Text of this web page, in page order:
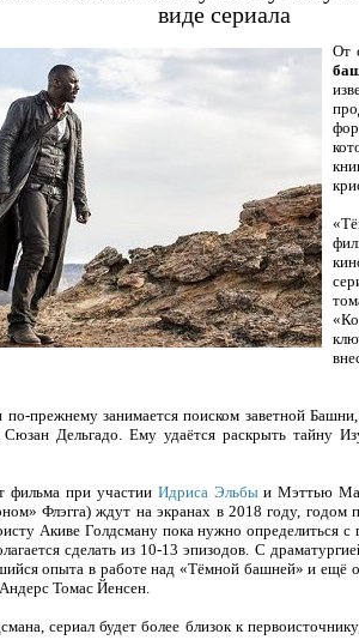
виде сериала
От
по-прежнему занимается поиском заветной
Дельгадо. Ему удаётся раскрыть тайну
фильма при участии Идриса Эльбыи Мэттью
Флэгга) ждут на экранах в 2018 году, годом
Акиве Голдсману пока нужно определиться с
сделать из 10-13 эпизодов. С
опыта в работе над «Тёмной башней» и ещё
Томас Йенсен.
сериал будет более близок к